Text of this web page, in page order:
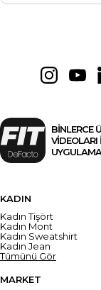
BİNLERCE
VİDEOLARI
KADIN
Kadın Tişört
Kadın Mont
Kadın Sweatshirt
Kadın Jean
Tümünü Gör
MARKET